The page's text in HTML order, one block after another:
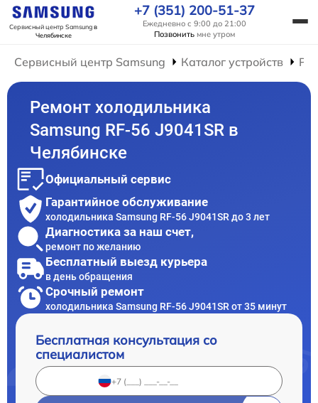
Сервисный центр Samsungв
Челябинске
+7 (351) 200-51-37
Ежедневно с 9:00 до 21:00
Позвонить мне утром
Сервисный центр Samsung Каталог устройств
Ремонт холодильника
Samsung RF-56 J9041SR в
Челябинске
Официальный сервис
Гарантийное обслуживание
холодильника Samsung RF-56 J9041SR до 3 лет
Диагностика за наш счет,
ремонт по желанию
Бесплатный выезд курьера
в день обращения
Срочный ремонт
холодильника Samsung RF-56 J9041SR от 35 минут
Бесплатная консультация со
специалистом